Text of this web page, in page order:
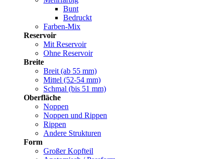
Bunt
Bedruckt
Farben-Mix
Reservoir
Mit Reservoir
Ohne Reservoir
Breite
Breit (ab 55 mm)
Mittel (52-54 mm)
Schmal (bis 51 mm)
Oberfläche
Noppen
Noppen und Rippen
Rippen
Andere Strukturen
Form
Großer Kopfteil